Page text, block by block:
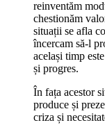
reinventăm
chestionăm
situații se afla
încercam să-l
același timp
și progres.
În fața acestor
produce și
criza și